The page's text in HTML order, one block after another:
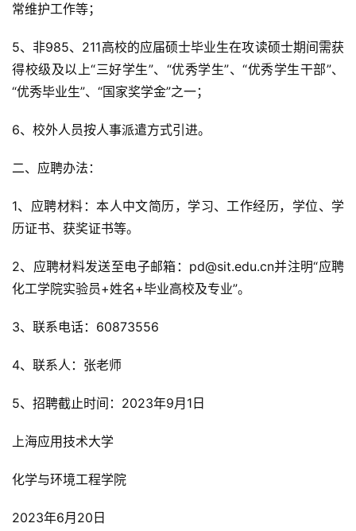
常维护工作等；
5、非985、211高校的应届硕士毕业生在攻读硕士期间需获
得校级及以上“三好学生”、“优秀学生”、“优秀学生干部”、
“优秀毕业生”、“国家奖学金”之一；
6、校外人员按人事派遣方式引进。
二、应聘办法：
1、应聘材料：本人中文简历，学习、工作经历，学位、学
历证书、获奖证书等。
2、应聘材料发送至电子邮箱：pd@sit.edu.cn并注明“应聘
化工学院实验员+姓名+毕业高校及专业”。
3、联系电话：60873556
4、联系人：张老师
5、招聘截止时间：2023年9月1日
上海应用技术大学
化学与环境工程学院
2023年6月20日